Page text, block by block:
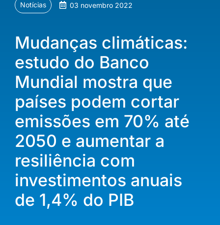
Notícias 03 novembro 2022
Mudanças climáticas:
estudo do Banco
Mundial mostra que
países podem cortar
emissões em 70% até
2050 e aumentar a
resiliência com
investimentos anuais
de 1,4% do PIB